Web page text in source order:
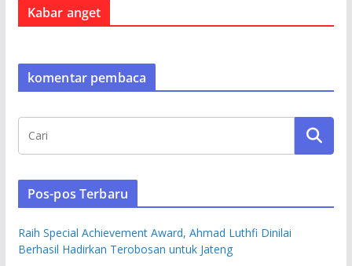
Kabar anget
komentar pembaca
Pos-pos Terbaru
Raih Special Achievement Award, Ahmad Luthfi Dinilai
Berhasil Hadirkan Terobosan untuk Jateng